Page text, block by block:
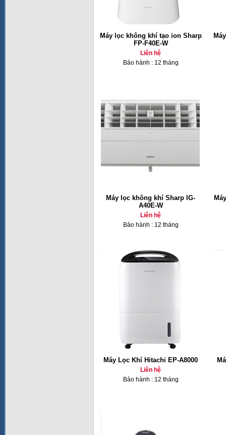
Máy lọc không khí tạo ion Sharp
FP-F40E-W
Liên hệ
Bảo hành : 12 tháng
Máy lọc không khí Sharp IG-
A40E-W
Liên hệ
Bảo hành : 12 tháng
Máy Lọc Khí Hitachi EP-A8000
Liên hệ
Bảo hành : 12 tháng